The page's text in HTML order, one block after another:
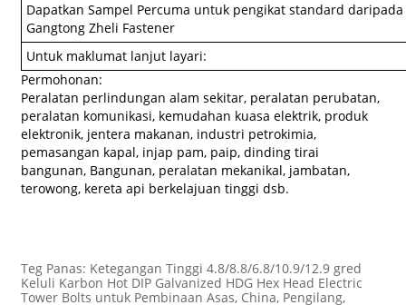
Dapatkan Sampel Percuma untuk pengikat standard daripada
Gangtong Zheli Fastener
Untuk maklumat lanjut layari:
Permohonan:
Peralatan perlindungan alam sekitar, peralatan perubatan,
peralatan komunikasi, kemudahan kuasa elektrik, produk
elektronik, jentera makanan, industri petrokimia,
pemasangan kapal, injap pam, paip, dinding tirai
bangunan, Bangunan, peralatan mekanikal, jambatan,
terowong, kereta api berkelajuan tinggi dsb.
Teg Panas: Ketegangan Tinggi 4.8/8.8/6.8/10.9/12.9 gred
Keluli Karbon Hot DIP Galvanized HDG Hex Head Electric
Tower Bolts untuk Pembinaan Asas, China, Pengilang,